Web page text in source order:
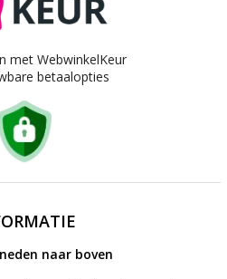
met WebwinkelKeur
betaalopties
naar boven